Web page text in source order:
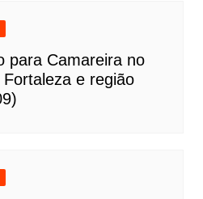
para Camareira no
e região